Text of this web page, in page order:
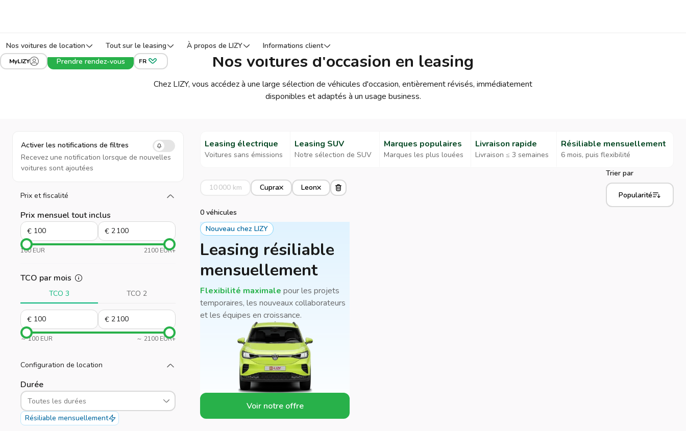
Nos voitures de location Tout sur le leasing À propos de LIZY Informations client
MyLIZY Prendre rendez-vous FR Nos voitures d'occasion en leasing
Chez LIZY, vous accédez à une large sélection de véhicules d'occasion, entièrement révisés, immédiatement
disponibles et adaptés à un usage business.
Activer les notifications de filtres
Recevez une notification lorsque de nouvelles
voitures sont ajoutées
Prix et fiscalité
Prix mensuel tout inclus
€ €
100 EUR 2100 EUR+
TCO par mois
TCO 3 TCO 2
€ €
～ 100 EUR ～ 2100 EUR+
Configuration de location
Durée
Toutes les durées
Résiliable mensuellement
Leasing électrique
Voitures sans émissions
Leasing SUV
Notre sélection de SUV
Marques populaires
Marques les plus louées
Livraison rapide
Livraison ≤ 3 semaines
Résiliable mensuellement
6 mois, puis flexibilité
10 000 km Cupra Leon
Trier par
Popularité
0 véhicules
Nouveau chez LIZY
Leasing résiliable
mensuellement
Flexibilité maximale pour les projets
temporaires, les nouveaux collaborateurs
et les équipes en croissance.
Voir notre offre